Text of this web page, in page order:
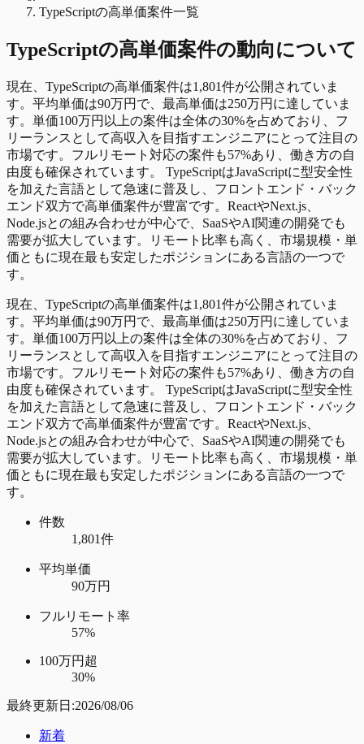
TypeScriptの高単価案件一覧
TypeScriptの高単価案件の動向について
現在、TypeScriptの高単価案件は1,801件が公開されていま
す。平均単価は90万円で、最高単価は250万円に達していま
す。単価100万円以上の案件は全体の30%を占めており、フ
リーランスとして高収入を目指すエンジニアにとって注目の
市場です。フルリモート対応の案件も57%あり、働き方の自
由度も確保されています。 TypeScriptはJavaScriptに型安全性
を加えた言語として急速に普及し、フロントエンド・バック
エンド双方で高単価案件が豊富です。ReactやNext.js、
Node.jsとの組み合わせが中心で、SaaSやAI関連の開発でも
需要が拡大しています。リモート比率も高く、市場規模・単
価ともに現在最も安定したポジションにある言語の一つで
す。
現在、TypeScriptの高単価案件は1,801件が公開されていま
す。平均単価は90万円で、最高単価は250万円に達していま
す。単価100万円以上の案件は全体の30%を占めており、フ
リーランスとして高収入を目指すエンジニアにとって注目の
市場です。フルリモート対応の案件も57%あり、働き方の自
由度も確保されています。 TypeScriptはJavaScriptに型安全性
を加えた言語として急速に普及し、フロントエンド・バック
エンド双方で高単価案件が豊富です。ReactやNext.js、
Node.jsとの組み合わせが中心で、SaaSやAI関連の開発でも
需要が拡大しています。リモート比率も高く、市場規模・単
価ともに現在最も安定したポジションにある言語の一つで
す。
件数
1,801件
平均単価
90万円
フルリモート率
57%
100万円超
30%
最終更新日:2026/08/06
新着